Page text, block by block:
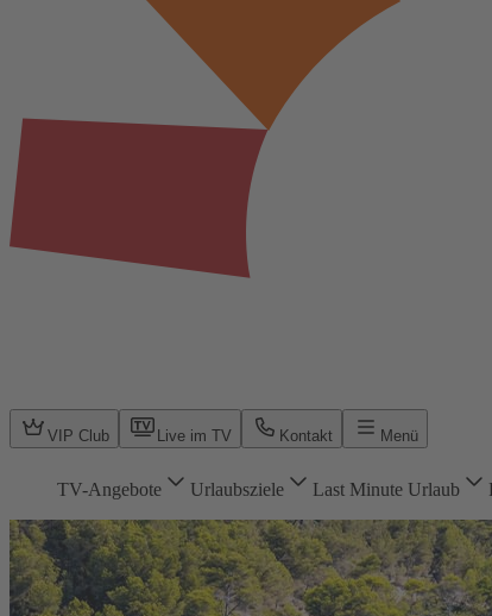
VIP Club Live im TV Kontakt Menü
TV-Angebote Urlaubsziele Last Minute Urlaub